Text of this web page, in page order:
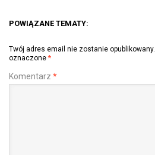
POWIĄZANE TEMATY:
Twój adres email nie zostanie opublikowany.
oznaczone *
Komentarz *